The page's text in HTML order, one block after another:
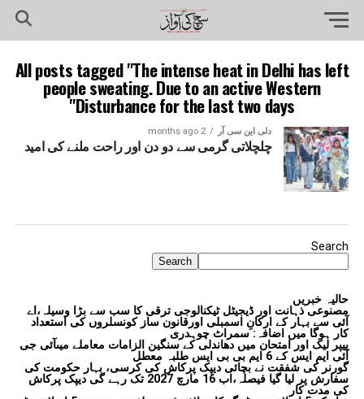
All posts tagged "The intense heat in Delhi has left
people sweating. Due to an active Western
Disturbance for the last two days"
دلی این سی آر 2 months ago
چلچلاتی گرمی سے دو دن اور راحت ملنے کی امید
Search
Search
حالیہ خبریں
مصنوعی ذہانت اور ڈیجیٹل ٹیکنالوجی ترقی کا سب سے بڑا وسیلہ،اے
آئی سے بہار کے ارکانِ اسمبلی اورقانون ساز کونسلروں کی استعداد
کار ہوگا میں اضافہ: سمراٹ چوہدری
پیپر لیک اور امتحان میں دھاندلی کے سنگین الزامات معاملے میںآئی جی
آئی ایم ایس کے 6 ایم بی بی ایس طلبہ معطل
گورنر کی شفقت نے بچائی دیپک پرکاش کی کرسی، بہار حکومت کی
سفارش پر لیا گیا فیصلہ،اب 16 مارچ 2027 تک رہے گی دیپک پرکاش
کی مدت کار